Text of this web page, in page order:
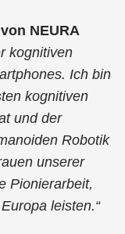
NEURA
kognitiven
Ich bin
kognitiven
und der
Robotik
unserer
Pionierarbeit,
leisten.“